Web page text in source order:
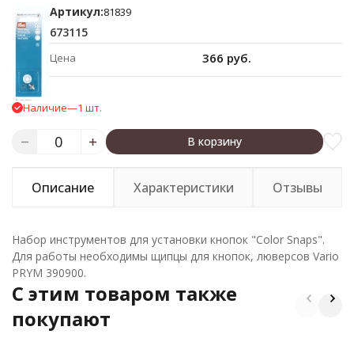
Артикул:81839
673115
Цена 366 руб.
Наличие—1 шт.
В корзину
Описание Характеристики Отзывы
Набор инструментов для установки кнопок "Color Snaps".
Для работы необходимы щипцы для кнопок, люверсов Vario
PRYM 390900.
C этим товаром также
покупают